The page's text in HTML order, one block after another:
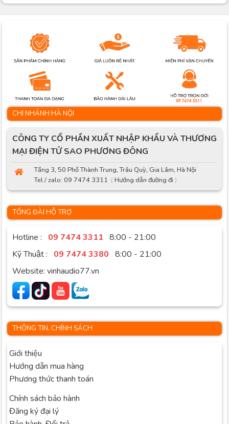
CHI NHÁNH HÀ NỘI
CÔNG TY CỔ PHẦN XUẤT NHẬP KHẨU VÀ THƯƠNG
MẠI ĐIỆN TỬ SAO PHƯƠNG ĐÔNG
Tầng 3, 50 Phố Thành Trung, Trâu Quỳ, Gia Lâm, Hà Nội
Tel / zalo: 09 7474 3311 ( Hướng dẫn đường đi )
TỔNG ĐÀI HỖ TRỢ
Hotline : 09 7474 3311 8:00 - 21:00
Kỹ Thuật : 09 7474 3380 8:00 - 21:00
Website: vinhaudio77.vn
THÔNG TIN, CHÍNH SÁCH
Giới thiệu
Hướng dẫn mua hàng
Phương thức thanh toán
Chính sách bảo hành
Đăng ký đại lý